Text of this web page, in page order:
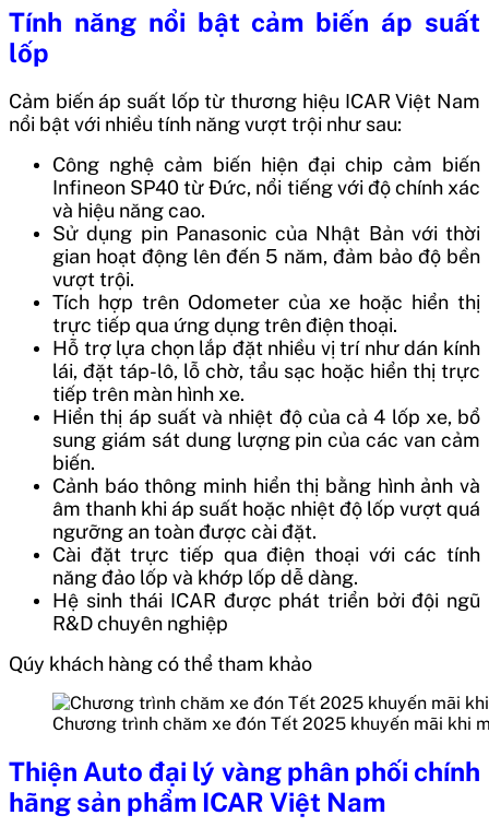
Tính năng nổi bật cảm biến áp suất
lốp
Cảm biến áp suất lốp từ thương hiệu ICAR Việt Nam
nổi bật với nhiều tính năng vượt trội như sau:
Công nghệ cảm biến hiện đại chip cảm biến
Infineon SP40 từ Đức, nổi tiếng với độ chính xác
và hiệu năng cao.
Sử dụng pin Panasonic của Nhật Bản với thời
gian hoạt động lên đến 5 năm, đảm bảo độ bền
vượt trội.
Tích hợp trên Odometer của xe hoặc hiển thị
trực tiếp qua ứng dụng trên điện thoại.
Hỗ trợ lựa chọn lắp đặt nhiều vị trí như dán kính
lái, đặt táp-lô, lỗ chờ, tẩu sạc hoặc hiển thị trực
tiếp trên màn hình xe.
Hiển thị áp suất và nhiệt độ của cả 4 lốp xe, bổ
sung giám sát dung lượng pin của các van cảm
biến.
Cảnh báo thông minh hiển thị bằng hình ảnh và
âm thanh khi áp suất hoặc nhiệt độ lốp vượt quá
ngưỡng an toàn được cài đặt.
Cài đặt trực tiếp qua điện thoại với các tính
năng đảo lốp và khớp lốp dễ dàng.
Hệ sinh thái ICAR được phát triển bởi đội ngũ
R&D chuyên nghiệp
Qúy khách hàng có thể tham khảo
Chương trình chăm xe đón Tết 2025 khuyến mãi khi
Thiện Auto đại lý vàng phân phối chính
hãng sản phẩm ICAR Việt Nam